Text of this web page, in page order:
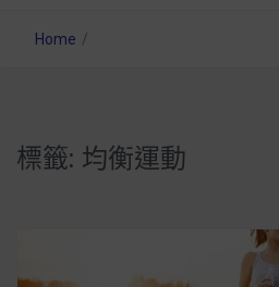
星巴克都用 OATLY 泡咖啡
無麩質食物清單一覽：燕
早餐這樣料理最適合！
Home /
標籤: 均衡運動